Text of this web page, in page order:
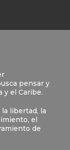
pensar y
el Caribe.
libertad, la
el
de